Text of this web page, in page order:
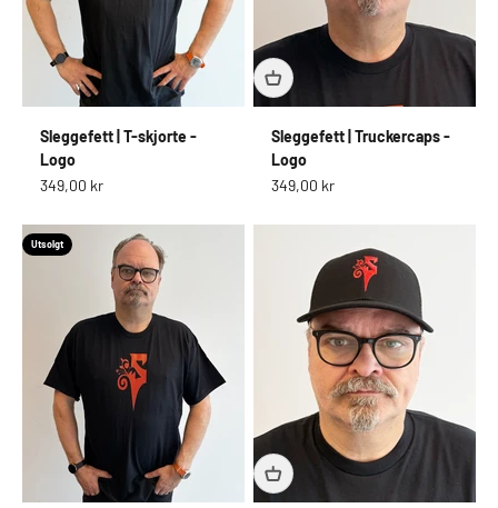
Sleggefett | T-skjorte -
Logo
Salgspris
349,00 kr
Sleggefett | Truckercaps -
Logo
Salgspris
349,00 kr
Utsolgt